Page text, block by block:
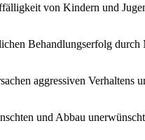
von Kindern und
Behandlungserfolg
aggressiven
und Abbau